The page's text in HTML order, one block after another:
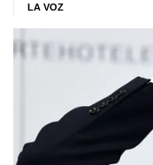
LA VOZ